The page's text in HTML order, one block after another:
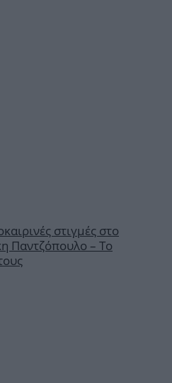
στιγμές στο
Παντζόπουλο – Το